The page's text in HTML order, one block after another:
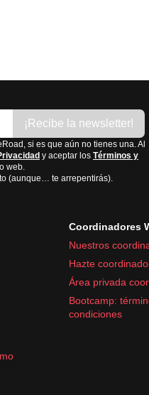
¡Recibe la newsletter!
si es que aún no tienes una. Al
y aceptar los Términos y
web.
(aunque… te arrepentirás).
Coordinadores
Nuestros
Hazte
Área privada
Bootcamp:
condiciones